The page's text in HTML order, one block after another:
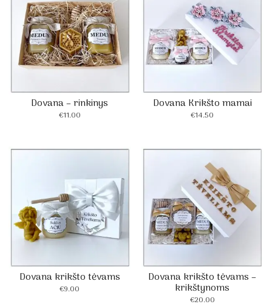
Dovana – rinkinys
€11.00
Dovana Krikšto mamai
€14.50
Dovana krikšto tėvams
€9.00
Dovana krikšto tėvams –
krikštynoms
€20.00